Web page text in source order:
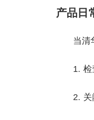
产品日
当清
1. 检
2. 关